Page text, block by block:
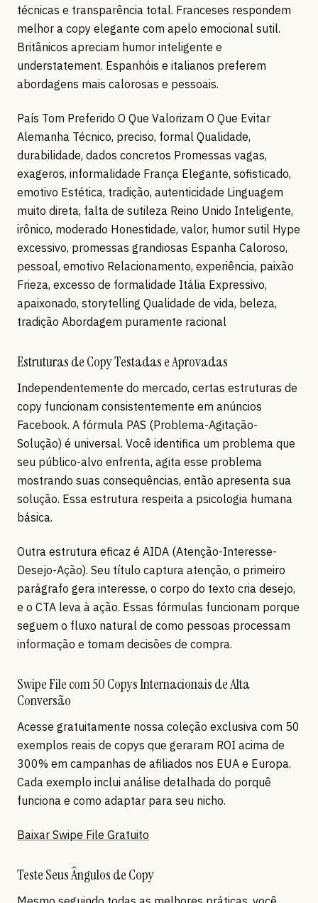
técnicas e transparência total. Franceses respondem
melhor a copy elegante com apelo emocional sutil.
Britânicos apreciam humor inteligente e
understatement. Espanhóis e italianos preferem
abordagens mais calorosas e pessoais.
País Tom Preferido O Que Valorizam O Que Evitar
Alemanha Técnico, preciso, formal Qualidade,
durabilidade, dados concretos Promessas vagas,
exageros, informalidade França Elegante, sofisticado,
emotivo Estética, tradição, autenticidade Linguagem
muito direta, falta de sutileza Reino Unido Inteligente,
irônico, moderado Honestidade, valor, humor sutil Hype
excessivo, promessas grandiosas Espanha Caloroso,
pessoal, emotivo Relacionamento, experiência, paixão
Frieza, excesso de formalidade Itália Expressivo,
apaixonado, storytelling Qualidade de vida, beleza,
tradição Abordagem puramente racional
Estruturas de Copy Testadas e Aprovadas
Independentemente do mercado, certas estruturas de
copy funcionam consistentemente em anúncios
Facebook. A fórmula PAS (Problema-Agitação-
Solução) é universal. Você identifica um problema que
seu público-alvo enfrenta, agita esse problema
mostrando suas consequências, então apresenta sua
solução. Essa estrutura respeita a psicologia humana
básica.
Outra estrutura eficaz é AIDA (Atenção-Interesse-
Desejo-Ação). Seu título captura atenção, o primeiro
parágrafo gera interesse, o corpo do texto cria desejo,
e o CTA leva à ação. Essas fórmulas funcionam porque
seguem o fluxo natural de como pessoas processam
informação e tomam decisões de compra.
Swipe File com 50 Copys Internacionais de Alta
Conversão
Acesse gratuitamente nossa coleção exclusiva com 50
exemplos reais de copys que geraram ROI acima de
300% em campanhas de afiliados nos EUA e Europa.
Cada exemplo inclui análise detalhada do porquê
funciona e como adaptar para seu nicho.
Baixar Swipe File Gratuito
Teste Seus Ângulos de Copy